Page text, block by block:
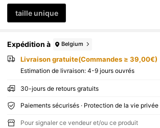
taille unique
Expédition à Belgium
Livraison gratuite(Commandes ≥ 39,00€)
Estimation de livraison: 4-9 jours ouvrés
30-jours de retours gratuits
Paiements sécurisés · Protection de la vie privée
Pour signaler ce vendeur et/ou ce produit